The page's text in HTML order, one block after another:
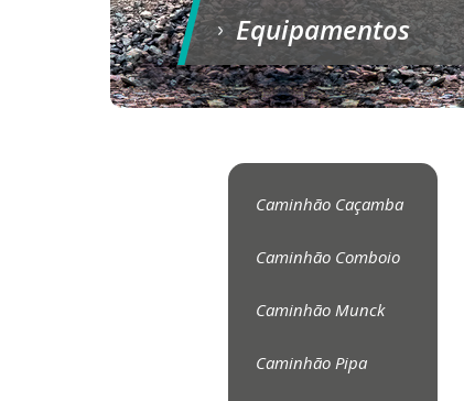
Equipamentos
Caminhão Caçamba
Caminhão Comboio
Caminhão Munck
Caminhão Pipa